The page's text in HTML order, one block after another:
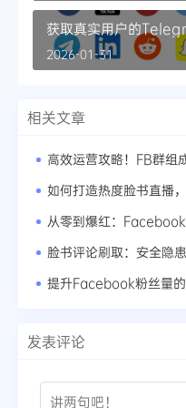
获取真实用户的
分享
2026-01-31
相关文章
高效运营攻略！FB群组
如何打造热度脸书直播
从零到爆红：
脸书评论刷取：安全隐
提升Facebook粉丝量的
发表评论